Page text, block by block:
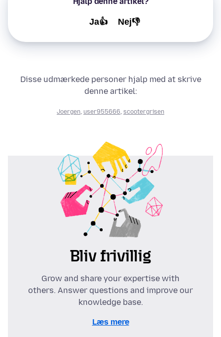
Ja👍 Nej👎
Disse udmærkede personer hjalp med at skrive
denne artikel:
Joergen, user955666, scootergrisen
Bliv frivillig
Grow and share your expertise with
others. Answer questions and improve our
knowledge base.
Læs mere